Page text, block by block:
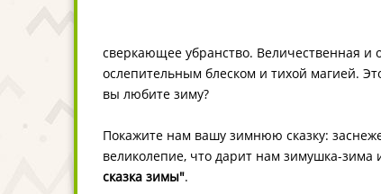
сверкающее убранство. Величественная и
ослепительным блеском и тихой магией.
вы любите зиму?
Покажите нам вашу зимнюю сказку:
великолепие, что дарит нам зимушка-зима
сказка зимы".